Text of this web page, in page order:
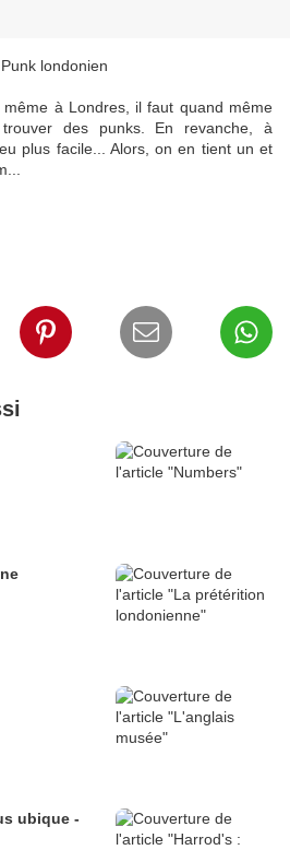
à Londres, il faut quand même
des punks. En revanche, à
plus facile... Alors, on en tient un et
ubique -